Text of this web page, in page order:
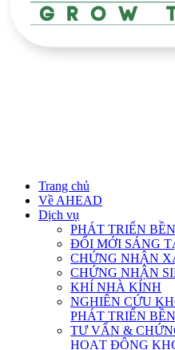
Trang chủ
Về AHEAD
Dịch vụ
PHÁT TRIỂN
ĐỔI MỚI SÁNG
CHỨNG NHẬN
CHỨNG NHẬN
KHÍ NHÀ KÍNH
NGHIÊN CỨU
PHÁT TRIỂN
TƯ VẤN &
HOẠT ĐỘNG